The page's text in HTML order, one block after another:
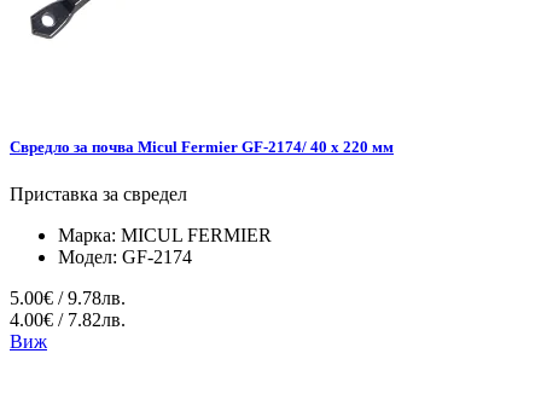
Свредло за почва Micul Fermier GF-2174/ 40 x 220 мм
Приставка за свредел
Марка: MICUL FERMIER
Модел: GF-2174
5.00€ / 9.78лв.
4.00€ / 7.82лв.
Виж